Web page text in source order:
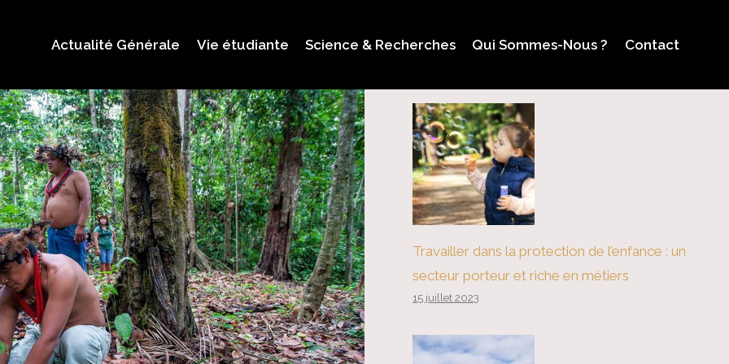
Actualité Générale Vie étudiante Science & Recherches Qui Sommes-Nous ? Contact
Travailler dans la protection de l’enfance : un
secteur porteur et riche en métiers
15 juillet 2023